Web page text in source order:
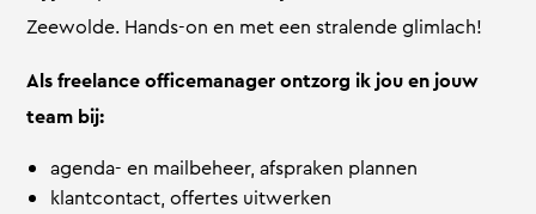
Zeewolde. Hands-on en met een stralende glimlach!
Als freelance officemanager ontzorg ik jou en jouw
team bij:
agenda- en mailbeheer, afspraken plannen
klantcontact, offertes uitwerken